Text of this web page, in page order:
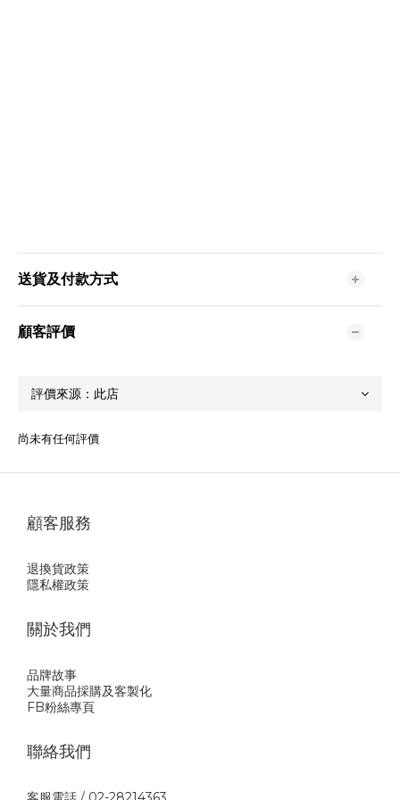
送貨及付款方式
顧客評價
尚未有任何評價
顧客服務
退換貨政策
隱私權政策
關於我們
品牌故事
大量商品採購及客製化
FB粉絲專頁
聯絡我們